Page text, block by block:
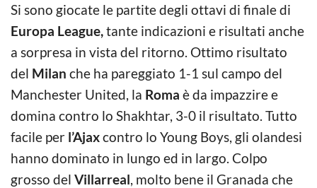
Si sono giocate le partite degli ottavi di finale di
Europa League,tante indicazioni e risultati anche
a sorpresa in vista del ritorno. Ottimo risultato
del Milan che ha pareggiato 1-1 sul campo del
Manchester United, la Roma è da impazzire e
domina contro lo Shakhtar, 3-0 il risultato. Tutto
facile per l’Ajaxcontro lo Young Boys, gli olandesi
hanno dominato in lungo ed in largo. Colpo
grosso del Villarreal, molto bene il Granada che